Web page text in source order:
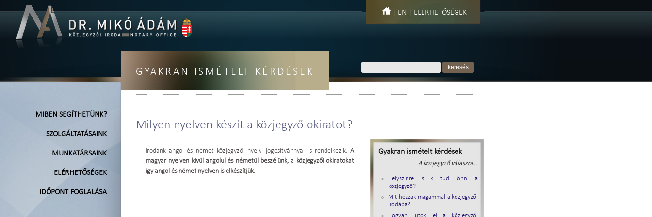
GYAKRAN ISMÉTELT KÉRDÉSEK
EN ELÉRHETŐSÉGEK
MIBEN SEGÍTHETÜNK?
SZOLGÁLTATÁSAINK
MUNKATÁRSAINK
ELÉRHETŐSÉGEK
IDŐPONT FOGLALÁSA
Milyen nyelven készít a közjegyző okiratot?
Irodánk angol és német közjegyzői nyelvi jogosítvánnyal is rendelkezik. A
magyar nyelven kívül angolul és németül beszélünk, a közjegyzői okiratokat
így angol és német nyelven is elkészítjük.
Gyakran ismételt kérdések
A közjegyző válaszol...
Helyszínre is ki tud jönni a
közjegyző?
Mit hozzak magammal a közjegyzői
irodába?
Hogyan jutok el a közjegyzői